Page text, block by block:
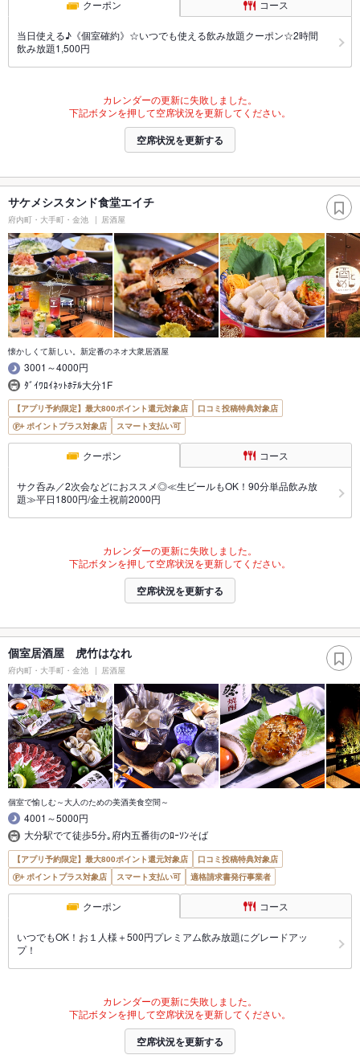
クーポン コース
当日使える♪《個室確約》☆いつでも使える飲み放題クーポン☆2時間
飲み放題1,500円
カレンダーの更新に失敗しました。
下記ボタンを押して空席状況を更新してください。
空席状況を更新する
サケメシスタンド食堂エイチ
府内町・大手町・金池 居酒屋
懐かしくて新しい。新定番のネオ大衆居酒屋
3001～4000円
ﾀﾞｲﾜﾛｲﾈｯﾄﾎﾃﾙ大分1F
【アプリ予約限定】最大800ポイント還元対象店
口コミ投稿特典対象店
ポイントプラス対象店
スマート支払い可
クーポン コース
サク呑み／2次会などにおススメ◎≪生ビールもOK！90分単品飲み放
題≫平日1800円/金土祝前2000円
カレンダーの更新に失敗しました。
下記ボタンを押して空席状況を更新してください。
空席状況を更新する
個室居酒屋 虎竹はなれ
府内町・大手町・金池 居酒屋
個室で愉しむ～大人のための美酒美食空間～
4001～5000円
大分駅でて徒歩5分｡府内五番街のﾛｰｿﾝそば
【アプリ予約限定】最大800ポイント還元対象店
口コミ投稿特典対象店
ポイントプラス対象店
スマート支払い可 適格請求書発行事業者
クーポン コース
いつでもOK！お１人様＋500円プレミアム飲み放題にグレードアッ
プ！
カレンダーの更新に失敗しました。
下記ボタンを押して空席状況を更新してください。
空席状況を更新する